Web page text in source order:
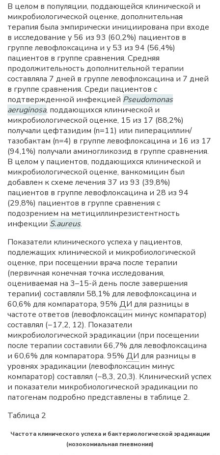
В целом в популяции, поддающейся клинической и
микробиологической оценке, дополнительная
терапия была эмпирически инициирована при входе
в исследование у 56 из 93 (60,2%) пациентов в
группе левофлоксацина и у 53 из 94 (56,4%)
пациентов в группе сравнения. Средняя
продолжительность дополнительной терапии
составляла 7 дней в группе левофлоксацина и 7 дней
в группе сравнения. Среди пациентов с
подтвержденной инфекцией Pseudomonas
aeruginosa, поддающихся клинической и
микробиологической оценке, 15 из 17 (88,2%)
получали цефтазидим (n=11) или пиперациллин/
тазобактам (n=4) в группе левофлоксацина и 16 из 17
(94,1%) получали аминогликозид в группе сравнения.
В целом у пациентов, поддающихся клинической и
микробиологической оценке, ванкомицин был
добавлен к схеме лечения 37 из 93 (39,8%)
пациентов в группе левофлоксацина и 28 из 94
(29,8%) пациентов в группе сравнения с
подозрением на метициллинрезистентность
инфекции S.aureus.
Показатели клинического успеха у пациентов,
подлежащих клинической и микробиологической
оценке, при посещении врача после терапии
(первичная конечная точка исследования,
оцениваемая на 3–15-й день после завершения
терапии) составляли 58,1% для левофлоксацина и
60,6% для компаратора, 95% ДИ для разницы в
частоте ответов (левофлоксацин минус компаратор)
составлял (−17,2, 12). Показатели
микробиологической эрадикации (при посещении
после терапии составили 66,7% для левофлоксацина
и 60,6% для компаратора. 95% ДИ для разницы в
уровнях эрадикации (левофлоксацин минус
компаратор) составлял (−8,3, 20,3). Клинический успех
и показатели микробиологической эрадикации по
патогенам подробно представлены в таблице 2.
Таблица 2
Частота клинического успеха и бактериологической эрадикации
(нозокомиальная пневмония)